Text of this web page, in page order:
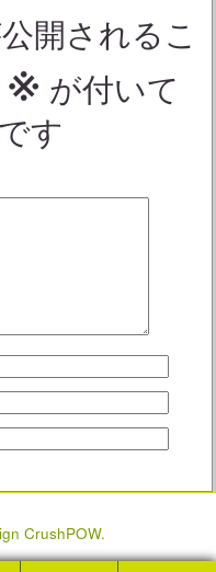
開されるこ
※ が付いて
す
CrushPOW.